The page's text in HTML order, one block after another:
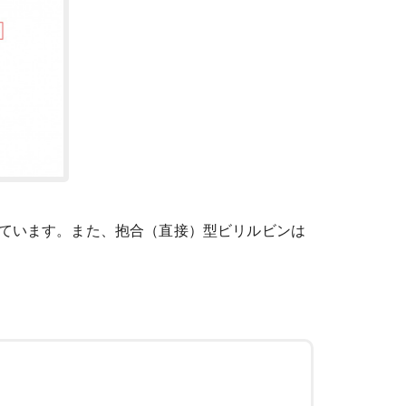
います。また、抱合（直接）型ビリルビンは